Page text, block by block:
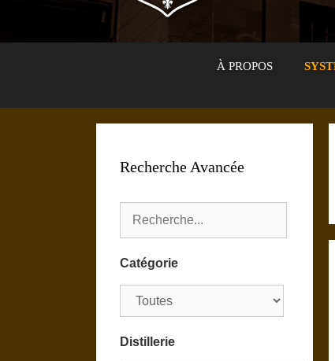
À PROPOS
Recherche Avancée
Catégorie
Distillerie